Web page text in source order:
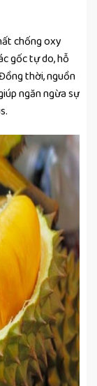
chống oxy
gốc tự do, hỗ
thời, nguồn
ngăn ngừa sự